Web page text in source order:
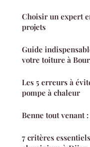
Choisir un expert
projets
Guide
votre toiture à
Les 5 erreurs à
pompe à chaleur
Benne tout venant
7 critères